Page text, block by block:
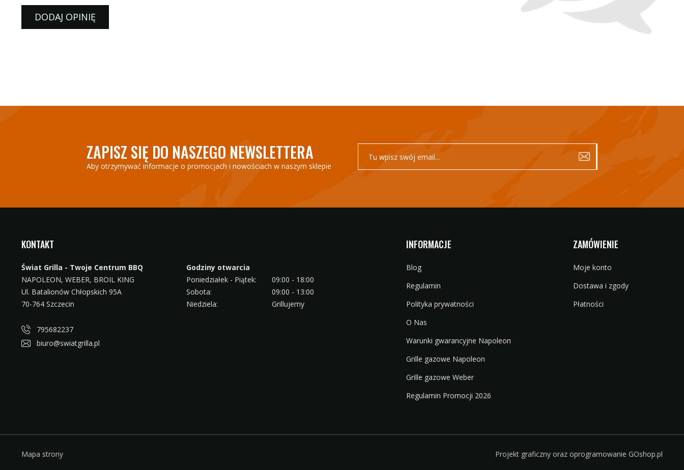
DODAJ OPINIĘ
ZAPISZ SIĘ DO NASZEGO NEWSLETTERA
Aby otrzymywać informacje o promocjach i nowościach w naszym sklepie
KONTAKT
Świat Grilla - Twoje Centrum BBQ
NAPOLEON, WEBER, BROIL KING
Ul. Batalionów Chłopskich 95A
70-764 Szczecin
Godziny otwarcia
Poniedziałek - Piątek:
09:00 - 18:00
Sobota:
09:00 - 13:00
Niedziela:
Grillujemy
795682237
biuro@swiatgrilla.pl
INFORMACJE
Blog
Regulamin
Polityka prywatności
O Nas
Warunki gwarancyjne Napoleon
Grille gazowe Napoleon
Grille gazowe Weber
Regulamin Promocji 2026
ZAMÓWIENIE
Moje konto
Dostawa i zgody
Płatności
Mapa strony Projekt graficzny oraz oprogramowanie GOshop.pl